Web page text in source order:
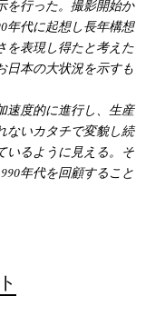
を行った。撮影開始か
年代に起想し長年構想
を表現し得たと考えた
日本の大状況を示すも
速度的に進行し、生産
ないカタチで変貌し続
いるように見える。そ
年代を回顧すること